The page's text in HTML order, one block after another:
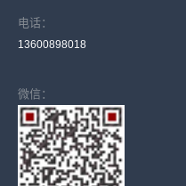
电话：
13600898018
微信：